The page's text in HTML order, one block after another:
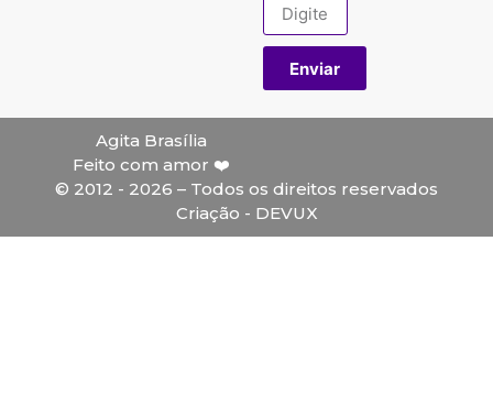
Enviar
Agita Brasília
Feito com amor ❤️
© 2012 - 2026 – Todos os direitos reservados
Criação - DEVUX